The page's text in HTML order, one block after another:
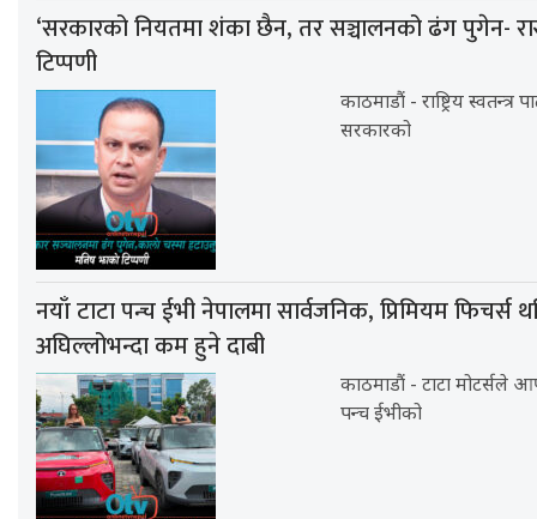
‘सरकारको नियतमा शंका छैन, तर सञ्चालनको ढंग पुगेन-
टिप्पणी
काठमाडौं - राष्ट्रिय स्वतन्त्र
सरकारको
नयाँ टाटा पन्च ईभी नेपालमा सार्वजनिक, प्रिमियम फिचर्स
अघिल्लोभन्दा कम हुने दाबी
काठमाडौं - टाटा मोटर्सले
पन्च ईभीको